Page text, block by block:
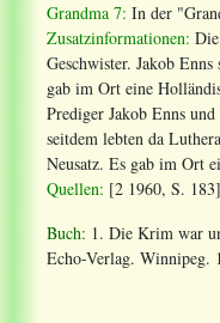
Grandma 7: In der
Zusatzinformationen:
Geschwister. Jakob
gab im Ort eine
Prediger Jakob Enns
seitdem lebten da
Neusatz. Es gab im Ort
Quellen: [2 1960, S.
Buch: 1. Die Krim war
Echo-Verlag. Winnipeg.